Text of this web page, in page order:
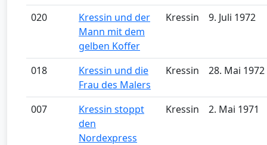
020
Kressin und der
Mann mit dem
gelben Koffer
Kressin 9. Juli 1972
018
Kressin und die
Frau des Malers
Kressin 28. Mai 1972
007
Kressin stoppt
den
Nordexpress
Kressin 2. Mai 1971